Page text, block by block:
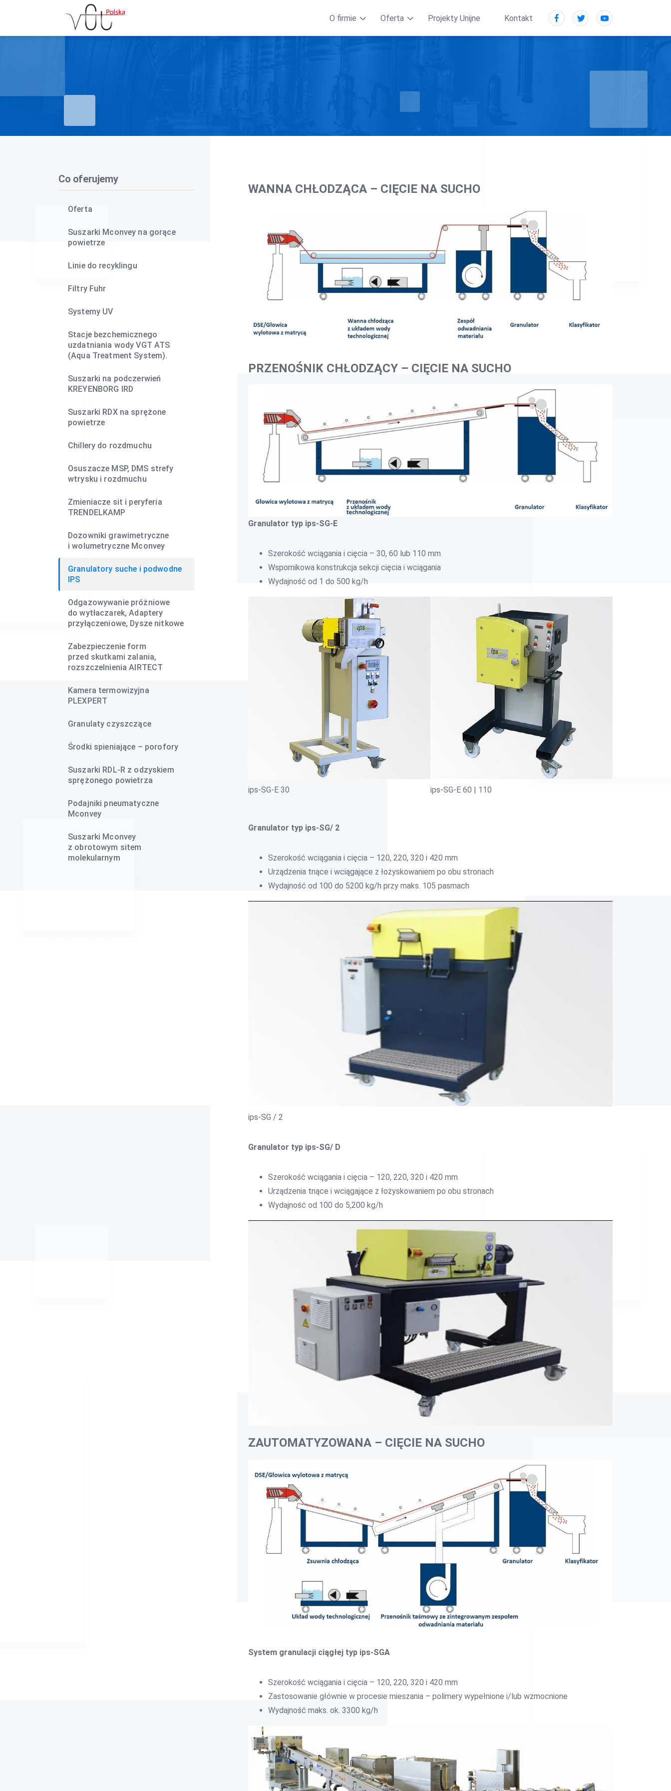
O firmie Oferta Projekty Unijne Kontakt
Co oferujemy
Oferta
Suszarki Mconvey na gorące
powietrze
Linie do recyklingu
Filtry Fuhr
Systemy UV
Stacje bezchemicznego
uzdatniania wody VGT ATS
(Aqua Treatment System).
Suszarki na podczerwień
KREYENBORG IRD
Suszarki RDX na sprężone
powietrze
Chillery do rozdmuchu
Osuszacze MSP, DMS strefy
wtrysku i rozdmuchu
Zmieniacze sit i peryferia
TRENDELKAMP
Dozowniki grawimetryczne
i wolumetryczne Mconvey
Granulatory suche i podwodne
IPS
Odgazowywanie próżniowe
do wytłaczarek, Adaptery
przyłączeniowe, Dysze nitkowe
Zabezpieczenie form
przed skutkami zalania,
rozszczelnienia AIRTECT
Kamera termowizyjna
PLEXPERT
Granulaty czyszczące
Środki spieniające – porofory
Suszarki RDL-R z odzyskiem
sprężonego powietrza
Podajniki pneumatyczne
Mconvey
Suszarki Mconvey
z obrotowym sitem
molekularnym
WANNA CHŁODZĄCA – CIĘCIE NA SUCHO
PRZENOŚNIK CHŁODZĄCY – CIĘCIE NA SUCHO
Granulator typ ips-SG-E
Szerokość wciągania i cięcia – 30, 60 lub 110 mm
Wspornikowa konstrukcja sekcji cięcia i wciągania
Wydajność od 1 do 500 kg/h
ips-SG-E 30 ips-SG-E 60 | 110
Granulator typ ips-SG/ 2
Szerokość wciągania i cięcia – 120, 220, 320 i 420 mm
Urządzenia tnące i wciągające z łożyskowaniem po obu stronach
Wydajność od 100 do 5200 kg/h przy maks. 105 pasmach
ips-SG / 2
Granulator typ ips-SG/ D
Szerokość wciągania i cięcia – 120, 220, 320 i 420 mm
Urządzenia tnące i wciągające z łożyskowaniem po obu stronach
Wydajność od 100 do 5,200 kg/h
ZAUTOMATYZOWANA – CIĘCIE NA SUCHO
System granulacji ciągłej typ ips-SGA
Szerokość wciągania i cięcia – 120, 220, 320 i 420 mm
Zastosowanie głównie w procesie mieszania – polimery wypełnione i/lub wzmocnione
Wydajność maks. ok. 3300 kg/h